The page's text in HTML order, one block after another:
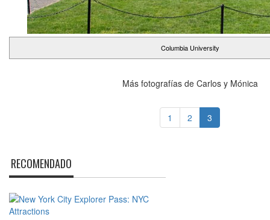
Columbia University
Más fotografías de Carlos y Mónica
1 2 3
RECOMENDADO